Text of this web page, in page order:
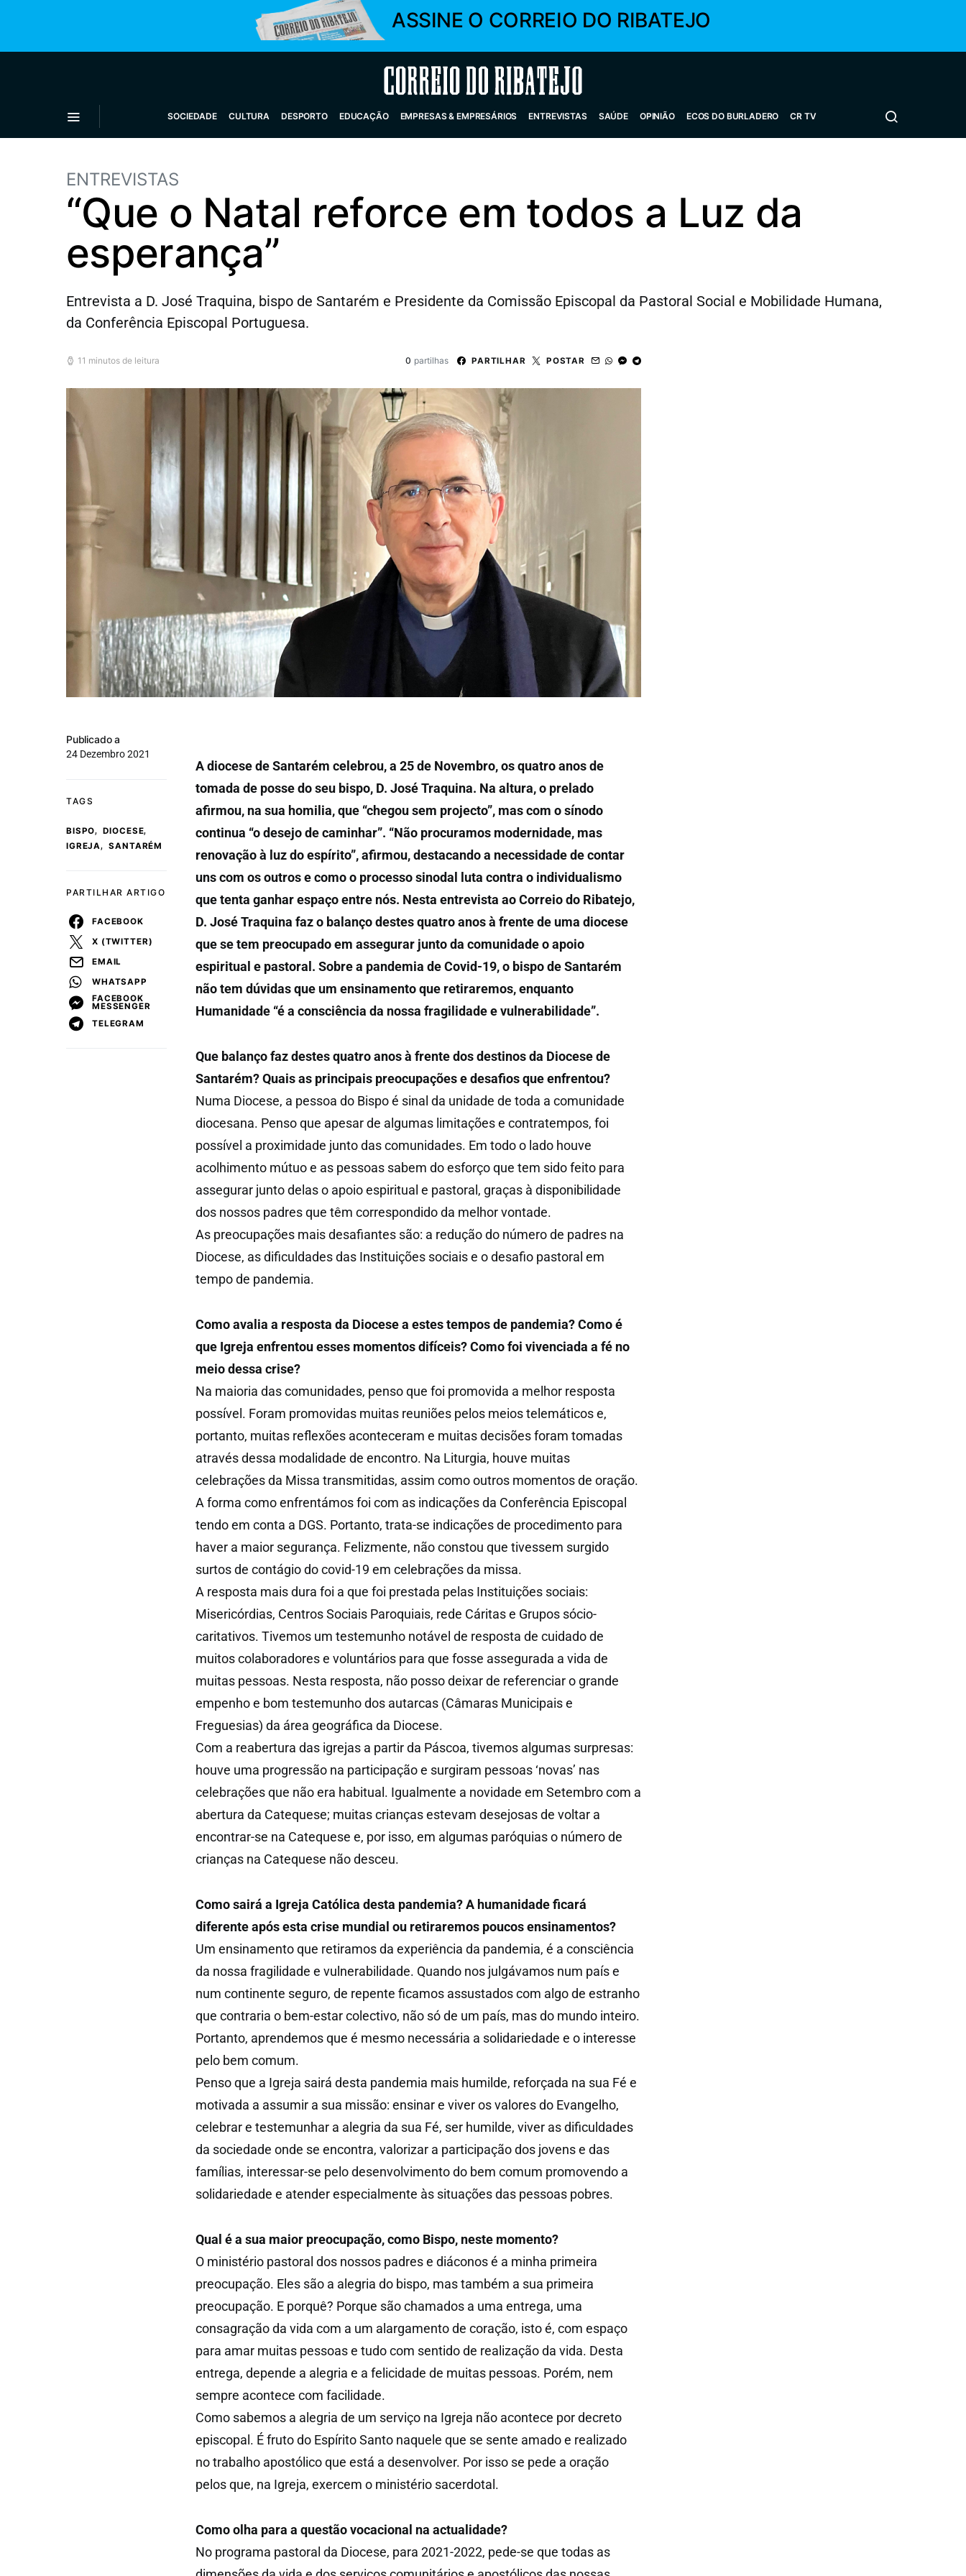
ASSINE O CORREIO DO RIBATEJO
Correio do Ribatejo
SOCIEDADE CULTURA DESPORTO EDUCAÇÃO EMPRESAS & EMPRESÁRIOS ENTREVISTAS SAÚDE OPINIÃO ECOS DO BURLADERO CR TV
ENTREVISTAS
“Que o Natal reforce em todos a Luz da
esperança”
Entrevista a D. José Traquina, bispo de Santarém e Presidente da Comissão Episcopal da Pastoral Social e Mobilidade Humana,
da Conferência Episcopal Portuguesa.
11 minutos de leitura 0 partilhas PARTILHAR POSTAR
Publicado a
24 Dezembro 2021
TAGS
BISPO, DIOCESE,
IGREJA, SANTARÉM
PARTILHAR ARTIGO
FACEBOOK
X (TWITTER)
EMAIL
WHATSAPP
FACEBOOK
MESSENGER
TELEGRAM
A diocese de Santarém celebrou, a 25 de Novembro, os quatro anos de
tomada de posse do seu bispo, D. José Traquina. Na altura, o prelado
afirmou, na sua homilia, que “chegou sem projecto”, mas com o sínodo
continua “o desejo de caminhar”. “Não procuramos modernidade, mas
renovação à luz do espírito”, afirmou, destacando a necessidade de contar
uns com os outros e como o processo sinodal luta contra o individualismo
que tenta ganhar espaço entre nós. Nesta entrevista ao Correio do Ribatejo,
D. José Traquina faz o balanço destes quatro anos à frente de uma diocese
que se tem preocupado em assegurar junto da comunidade o apoio
espiritual e pastoral. Sobre a pandemia de Covid-19, o bispo de Santarém
não tem dúvidas que um ensinamento que retiraremos, enquanto
Humanidade “é a consciência da nossa fragilidade e vulnerabilidade”.
Que balanço faz destes quatro anos à frente dos destinos da Diocese de
Santarém? Quais as principais preocupações e desafios que enfrentou?
Numa Diocese, a pessoa do Bispo é sinal da unidade de toda a comunidade
diocesana. Penso que apesar de algumas limitações e contratempos, foi
possível a proximidade junto das comunidades. Em todo o lado houve
acolhimento mútuo e as pessoas sabem do esforço que tem sido feito para
assegurar junto delas o apoio espiritual e pastoral, graças à disponibilidade
dos nossos padres que têm correspondido da melhor vontade.
As preocupações mais desafiantes são: a redução do número de padres na
Diocese, as dificuldades das Instituições sociais e o desafio pastoral em
tempo de pandemia.
Como avalia a resposta da Diocese a estes tempos de pandemia? Como é
que Igreja enfrentou esses momentos difíceis? Como foi vivenciada a fé no
meio dessa crise?
Na maioria das comunidades, penso que foi promovida a melhor resposta
possível. Foram promovidas muitas reuniões pelos meios telemáticos e,
portanto, muitas reflexões aconteceram e muitas decisões foram tomadas
através dessa modalidade de encontro. Na Liturgia, houve muitas
celebrações da Missa transmitidas, assim como outros momentos de oração.
A forma como enfrentámos foi com as indicações da Conferência Episcopal
tendo em conta a DGS. Portanto, trata-se indicações de procedimento para
haver a maior segurança. Felizmente, não constou que tivessem surgido
surtos de contágio do covid-19 em celebrações da missa.
A resposta mais dura foi a que foi prestada pelas Instituições sociais:
Misericórdias, Centros Sociais Paroquiais, rede Cáritas e Grupos sócio-
caritativos. Tivemos um testemunho notável de resposta de cuidado de
muitos colaboradores e voluntários para que fosse assegurada a vida de
muitas pessoas. Nesta resposta, não posso deixar de referenciar o grande
empenho e bom testemunho dos autarcas (Câmaras Municipais e
Freguesias) da área geográfica da Diocese.
Com a reabertura das igrejas a partir da Páscoa, tivemos algumas surpresas:
houve uma progressão na participação e surgiram pessoas ‘novas’ nas
celebrações que não era habitual. Igualmente a novidade em Setembro com a
abertura da Catequese; muitas crianças estevam desejosas de voltar a
encontrar-se na Catequese e, por isso, em algumas paróquias o número de
crianças na Catequese não desceu.
Como sairá a Igreja Católica desta pandemia? A humanidade ficará
diferente após esta crise mundial ou retiraremos poucos ensinamentos?
Um ensinamento que retiramos da experiência da pandemia, é a consciência
da nossa fragilidade e vulnerabilidade. Quando nos julgávamos num país e
num continente seguro, de repente ficamos assustados com algo de estranho
que contraria o bem-estar colectivo, não só de um país, mas do mundo inteiro.
Portanto, aprendemos que é mesmo necessária a solidariedade e o interesse
pelo bem comum.
Penso que a Igreja sairá desta pandemia mais humilde, reforçada na sua Fé e
motivada a assumir a sua missão: ensinar e viver os valores do Evangelho,
celebrar e testemunhar a alegria da sua Fé, ser humilde, viver as dificuldades
da sociedade onde se encontra, valorizar a participação dos jovens e das
famílias, interessar-se pelo desenvolvimento do bem comum promovendo a
solidariedade e atender especialmente às situações das pessoas pobres.
Qual é a sua maior preocupação, como Bispo, neste momento?
O ministério pastoral dos nossos padres e diáconos é a minha primeira
preocupação. Eles são a alegria do bispo, mas também a sua primeira
preocupação. E porquê? Porque são chamados a uma entrega, uma
consagração da vida com a um alargamento de coração, isto é, com espaço
para amar muitas pessoas e tudo com sentido de realização da vida. Desta
entrega, depende a alegria e a felicidade de muitas pessoas. Porém, nem
sempre acontece com facilidade.
Como sabemos a alegria de um serviço na Igreja não acontece por decreto
episcopal. É fruto do Espírito Santo naquele que se sente amado e realizado
no trabalho apostólico que está a desenvolver. Por isso se pede a oração
pelos que, na Igreja, exercem o ministério sacerdotal.
Como olha para a questão vocacional na actualidade?
No programa pastoral da Diocese, para 2021-2022, pede-se que todas as